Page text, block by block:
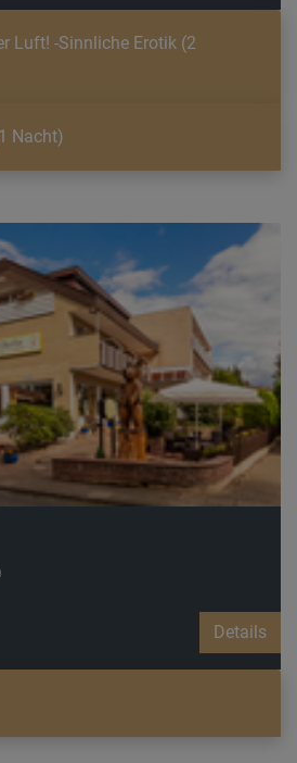
Luft! -Sinnliche Erotik (2
Nacht)
Details